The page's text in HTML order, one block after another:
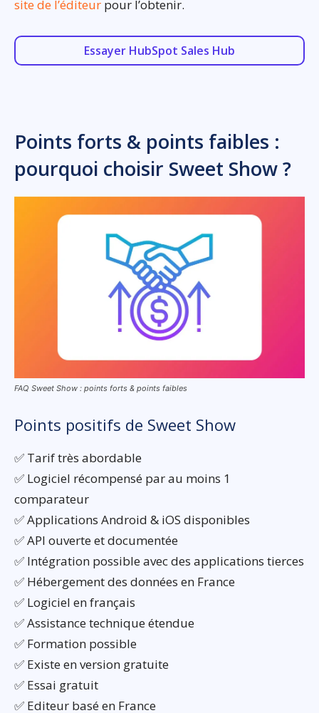
site de l’éditeur pour l’obtenir.
Essayer HubSpot Sales Hub
Points forts & points faibles :
pourquoi choisir Sweet Show ?
FAQ Sweet Show : points forts & points faibles
Points positifs de Sweet Show
✅ Tarif très abordable
✅ Logiciel récompensé par au moins 1
comparateur
✅ Applications Android & iOS disponibles
✅ API ouverte et documentée
✅ Intégration possible avec des applications tierces
✅ Hébergement des données en France
✅ Logiciel en français
✅ Assistance technique étendue
✅ Formation possible
✅ Existe en version gratuite
✅ Essai gratuit
✅ Editeur basé en France